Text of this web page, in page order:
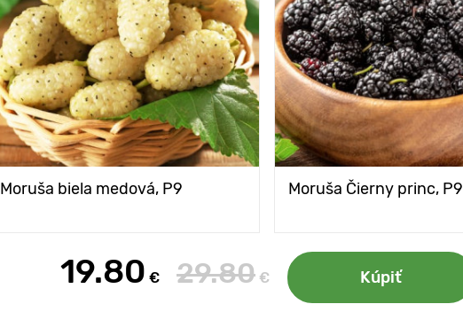
Moruša biela medová, P9 Moruša Čierny princ, P9
19.80 € 29.80 € Kúpiť